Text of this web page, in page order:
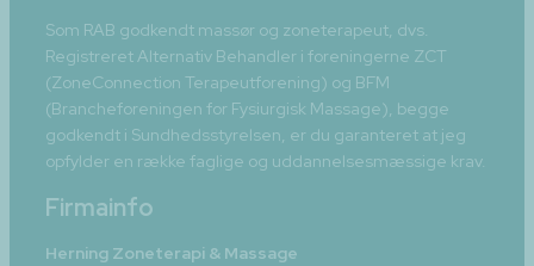
Som RAB godkendt massør og zoneterapeut, dvs.
Registreret Alternativ Behandler i foreningerne ZCT
(ZoneConnection Terapeutforening) og BFM
(Brancheforeningen for Fysiurgisk Massage), begge
godkendt i Sundhedsstyrelsen, er du garanteret at jeg
opfylder en række faglige og uddannelsesmæssige krav.
Firmainfo
Herning Zoneterapi & Massage